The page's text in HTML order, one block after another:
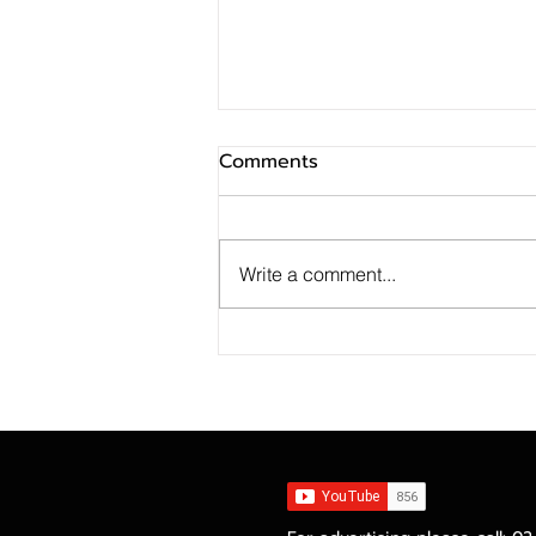
เคทีซีชี้ Pet Economy โตสวน
Comments
Write a comment...